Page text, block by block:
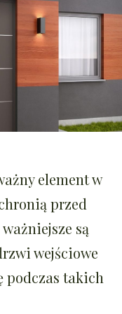
element w
przed
są
wejściowe
podczas takich